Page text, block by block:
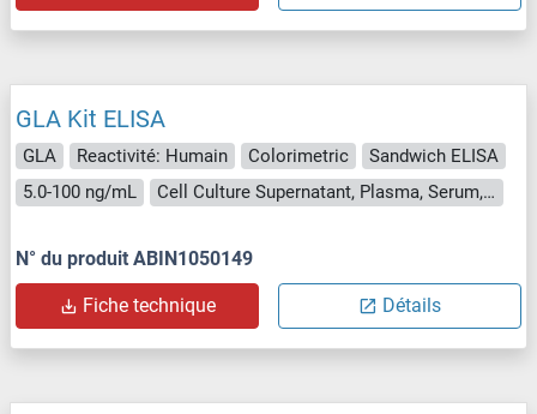
GLA Kit ELISA
GLA Reactivité: Humain Colorimetric
Sandwich ELISA
5.0-100 ng/mL
Cell Culture Supernatant, Plasma, Serum, Tissue Homogenate
N° du produit ABIN1050149
Fiche technique Détails